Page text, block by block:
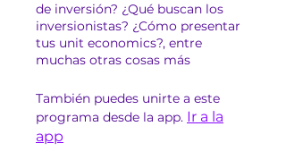
de inversión? ¿Qué buscan los
inversionistas? ¿Cómo presentar
tus unit economics?, entre
muchas otras cosas más
También puedes unirte a este
programa desde la app. Ir a la
app